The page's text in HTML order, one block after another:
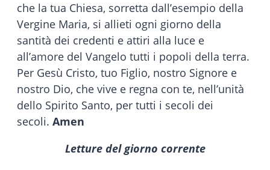
che la tua Chiesa, sorretta dall’esempio della
Vergine Maria, si allieti ogni giorno della
santità dei credenti e attiri alla luce e
all’amore del Vangelo tutti i popoli della terra.
Per Gesù Cristo, tuo Figlio, nostro Signore e
nostro Dio, che vive e regna con te, nell’unità
dello Spirito Santo, per tutti i secoli dei
secoli. Amen
Letture del giorno corrente